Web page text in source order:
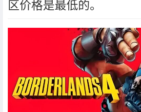
区价格是最低的。